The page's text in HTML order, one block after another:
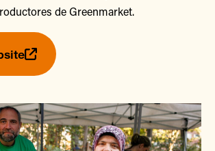
de Greenmarket.